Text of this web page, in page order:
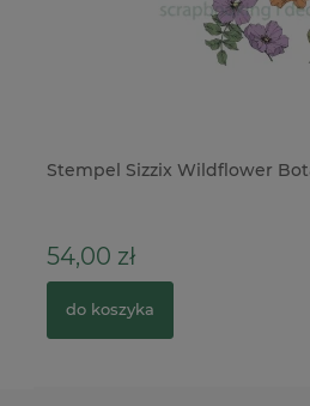
Stempel Sizzix Wildflower
54,00 zł
do koszyka